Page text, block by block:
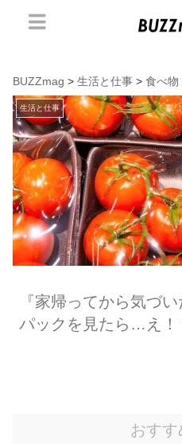
BUZZmag > 生活と仕事 > 食べ物
生活と仕事
『家帰ってから気づ
パックを見たら…え！
おす